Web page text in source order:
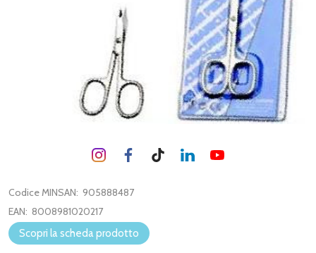
Codice MINSAN: 905888487
EAN: 8008981020217
Scopri la scheda prodotto